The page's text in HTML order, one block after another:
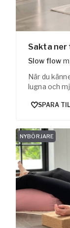
Sakta ner
Slow flow
När du
lugna och
SPARA
NYBÖRJARE